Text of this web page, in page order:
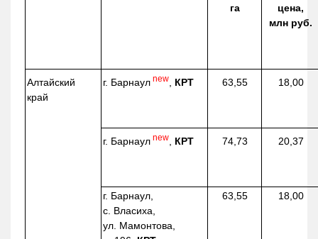
га
цена,
млн руб.
Алтайский
край
г. Барнаул new КРТ 63,55 18,00
г. Барнаул new КРТ 74,73 20,37
г. Барнаул,
с. Власиха,
ул. Мамонтова,
63,55 18,00